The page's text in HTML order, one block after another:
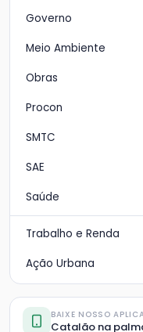
Governo
Meio Ambiente
Obras
Procon
SMTC
SAE
Saúde
Trabalho e Renda
Ação Urbana
BAIXE NOSSO
Catalão na